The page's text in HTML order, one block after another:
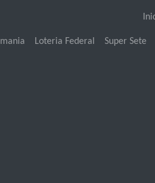
Loteria Federal Super Sete